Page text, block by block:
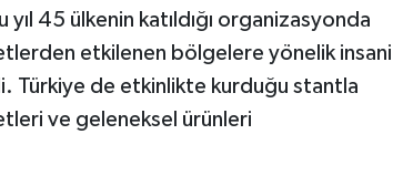
yıl 45 ülkenin katıldığı organizasyonda
etkilenen bölgelere yönelik insani
Türkiye de etkinlikte kurduğu stantla
ve geleneksel ürünleri